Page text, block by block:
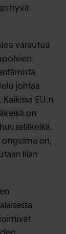
hyvä
varautua
johtaa
EU:n
on
ongelma on,
liian